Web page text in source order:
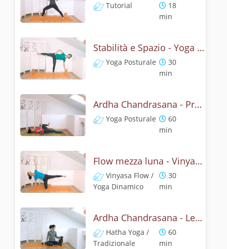
Tutorial
18
min
Stabilità e Spazio - Yoga con la mezza luna
Yoga Posturale
30
min
Ardha Chandrasana - Pratica yoga con l'anatomia della mezza luna
Yoga Posturale
60
min
Flow mezza luna - Vinyasa yoga con ardha chandrasana
Vinyasa Flow /
Yoga Dinamico
30
min
Ardha Chandrasana - Lezione yoga con la storia della mezza luna
Hatha Yoga /
Tradizionale
60
min